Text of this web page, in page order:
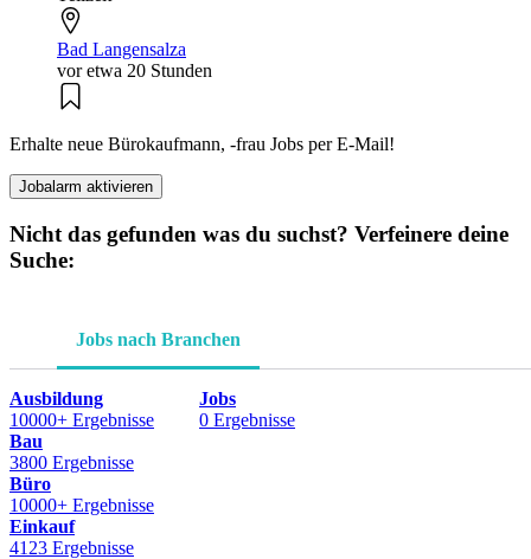
Bad Langensalza
vor etwa 20 Stunden
Erhalte neue Bürokaufmann, -frau Jobs per E-Mail!
Jobalarm aktivieren
Nicht das gefunden was du suchst? Verfeinere deine
Suche:
Jobs nach Branchen
Ausbildung
10000+ Ergebnisse
Bau
3800 Ergebnisse
Büro
10000+ Ergebnisse
Einkauf
4123 Ergebnisse
Jobs
0 Ergebnisse